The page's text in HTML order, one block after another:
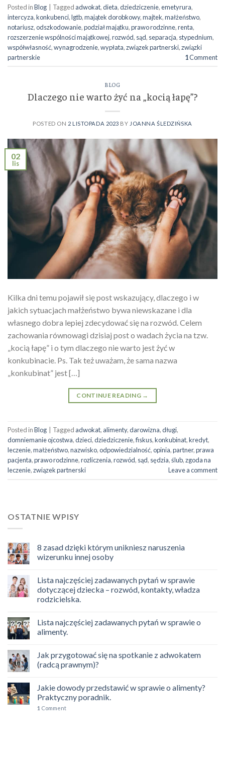
Posted inBlog Tagged adwokat,dieta,dziedziczenie,emetyrura,
intercyza,konkubenci,lgtb,majątek dorobkowy,majtek,małżeństwo,
notariusz,odszkodowanie,podział majątku,prawo rodzinne,renta,
rozszerzenie wspólności majątkowej,rozwód, sąd, separacja, stypednium,
współwłasność,wynagrodzenie,wypłata,związek partnerski,związki
partnerskie
1Comment
BLOG
Dlaczego nie warto żyć na „kocią łapę”?
POSTED ON 2 LISTOPADA 2023 BY JOANNA ŚLEDZIŃSKA
02
lis
Kilka dni temu pojawił się post wskazujący, dlaczego i w
jakich sytuacjach małżeństwo bywa niewskazane i dla
własnego dobra lepiej zdecydować się na rozwód. Celem
zachowania równowagi dzisiaj post o wadach życia na tzw.
„kocią łapę” i o tym dlaczego nie warto jest żyć w
konkubinacie. Ps. Tak też uważam, że sama nazwa
„konkubinat” jest […]
CONTINUE READING →
Posted inBlog Tagged adwokat, alimenty,darowizna,długi,
domniemanie ojcostwa,dzieci,dziedziczenie,fiskus,konkubinat,kredyt,
leczenie,małżeństwo,nazwisko,odpowiedzialność,opinia,partner,prawa
pacjenta,prawo rodzinne,rozliczenia,rozwód, sąd, sędzia,ślub,zgoda na
leczenie,związek partnerski Leave a comment
OSTATNIE WPISY
8 zasad dzięki którym unikniesz naruszenia
wizerunku innej osoby
Lista najczęściej zadawanych pytań w sprawie
dotyczącej dziecka – rozwód, kontakty, władza
rodzicielska.
Lista najczęściej zadawanych pytań w sprawie o
alimenty.
Jak przygotować się na spotkanie z adwokatem
(radcą prawnym)?
Jakie dowody przedstawić w sprawie o alimenty?
Praktyczny poradnik.
1 Comment